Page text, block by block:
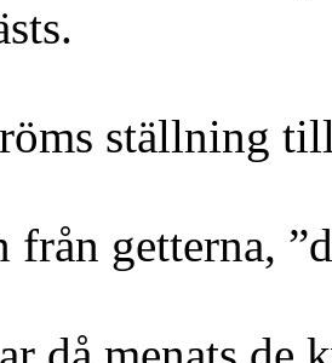
ställning
från getterna,